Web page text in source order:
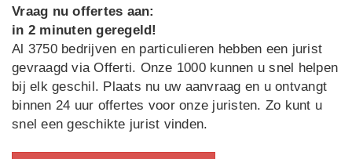
Vraag nu offertes aan:
in 2 minuten geregeld!
Al 3750 bedrijven en particulieren hebben een jurist
gevraagd via Offerti. Onze 1000 kunnen u snel helpen
bij elk geschil. Plaats nu uw aanvraag en u ontvangt
binnen 24 uur offertes voor onze juristen. Zo kunt u
snel een geschikte jurist vinden.